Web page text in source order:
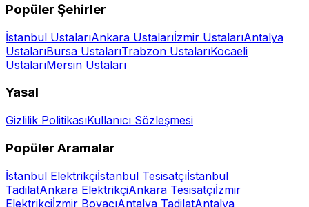
Popüler Şehirler
İstanbul UstalarıAnkara Ustalarıİzmir UstalarıAntalya
UstalarıBursa UstalarıTrabzon UstalarıKocaeli
UstalarıMersin Ustaları
Yasal
Gizlilik PolitikasıKullanıcı Sözleşmesi
Popüler Aramalar
İstanbul Elektrikçiİstanbul Tesisatçıİstanbul
TadilatAnkara ElektrikçiAnkara Tesisatçıİzmir
Elektrikçiİzmir BoyacıAntalya TadilatAntalya